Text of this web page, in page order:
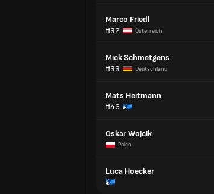
Marco Friedl
#32
Österreich
Mick Schmetgens
#33
Deutschland
Mats Heitmann
#46
Oskar Wojcik
Polen
Luca Hoecker